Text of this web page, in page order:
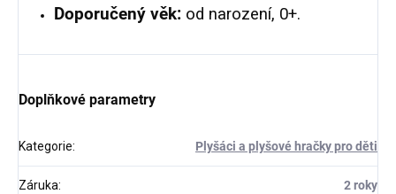
Doporučený věk: od narození, 0+.
Doplňkové parametry
Kategorie: Plyšáci a plyšové hračky pro děti
Záruka: 2 roky